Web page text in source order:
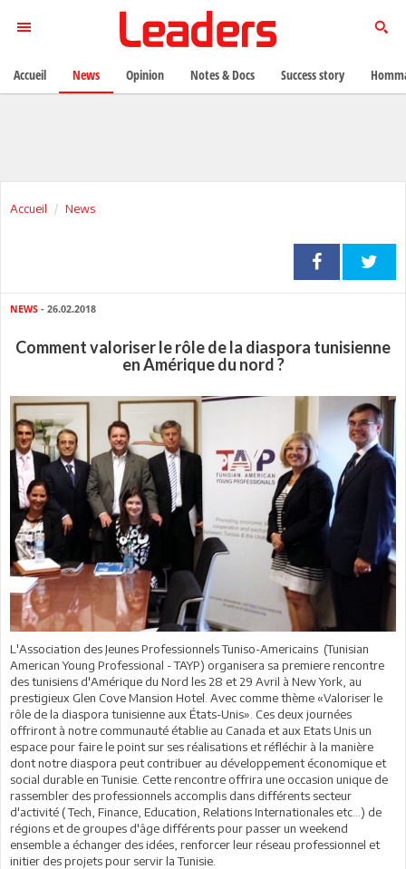
Accueil News
NEWS - 26.02.2018
Comment valoriser le rôle de la diaspora tunisienne
en Amérique du nord ?
L'Association des Jeunes Professionnels Tuniso-Americains (Tunisian
American Young Professional - TAYP) organisera sa premiere rencontre
des tunisiens d'Amérique du Nord les 28 et 29 Avril à New York, au
prestigieux Glen Cove Mansion Hotel. Avec comme thème «Valoriser le
rôle de la diaspora tunisienne aux États-Unis». Ces deux journées
offriront à notre communauté établie au Canada et aux Etats Unis un
espace pour faire le point sur ses réalisations et réfléchir à la manière
dont notre diaspora peut contribuer au développement économique et
social durable en Tunisie. Cette rencontre offrira une occasion unique de
rassembler des professionnels accomplis dans différents secteur
d'activité ( Tech, Finance, Education, Relations Internationales etc...) de
régions et de groupes d'âge différents pour passer un weekend
ensemble a échanger des idées, renforcer leur réseau professionnel et
initier des projets pour servir la Tunisie.
Accueil News Opinion Notes & Docs Success story